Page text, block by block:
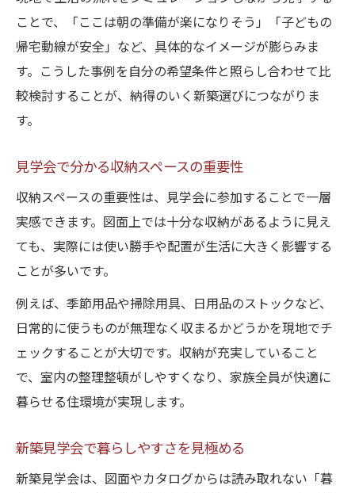
ことで、「ここは朝の準備が楽になりそう」「子どもの
帰宅動線が安全」など、具体的なイメージが膨らみま
す。こうした事例を自分の希望条件と照らし合わせて比
較検討することが、納得のいく新築選びにつながりま
す。
見学会で分かる収納スペースの重要性
収納スペースの重要性は、見学会に参加することで一層
実感できます。図面上では十分な収納があるように見え
ても、実際には使い勝手や配置が生活に大きく影響する
ことが多いです。
例えば、季節用品や掃除用具、日用品のストックなど、
日常的に使うものが無理なく収まるかどうかを現地でチ
ェックすることが大切です。収納が充実していること
で、室内の整理整頓がしやすくなり、家族全員が快適に
暮らせる住環境が実現します。
新築見学会で暮らしやすさを見極める
新築見学会は、図面やカタログからは読み取れない「暮